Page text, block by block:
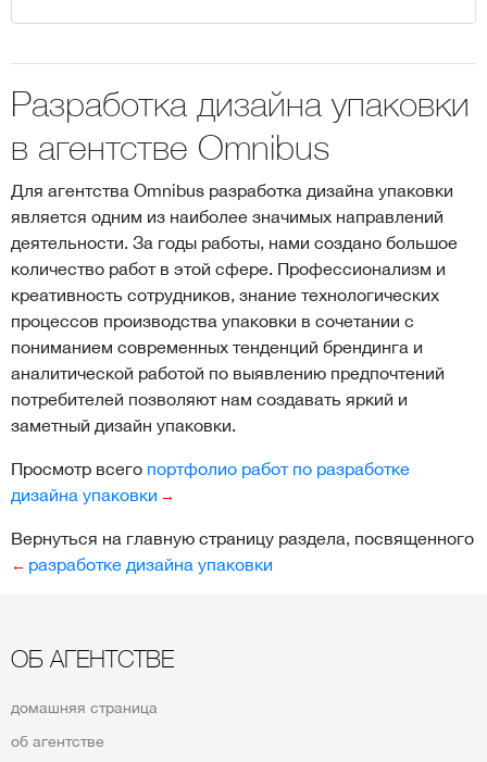
Разработка дизайна упаковки
в агентстве Omnibus
Для агентства Omnibus разработка дизайна упаковки
является одним из наиболее значимых направлений
деятельности. За годы работы, нами создано большое
количество работ в этой сфере. Профессионализм и
креативность сотрудников, знание технологических
процессов производства упаковки в сочетании с
пониманием современных тенденций брендинга и
аналитической работой по выявлению предпочтений
потребителей позволяют нам создавать яркий и
заметный дизайн упаковки.
Просмотр всего портфолио работ по разработке
дизайна упаковки
Вернуться на главную страницу раздела, посвященного
разработке дизайна упаковки
ОБ АГЕНТСТВЕ
домашняя страница
об агентстве